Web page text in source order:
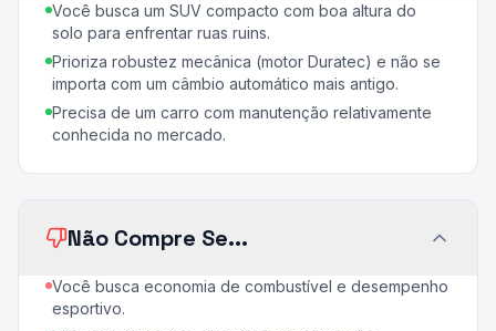
Você busca um SUV compacto com boa altura do
solo para enfrentar ruas ruins.
Prioriza robustez mecânica (motor Duratec) e não se
importa com um câmbio automático mais antigo.
Precisa de um carro com manutenção relativamente
conhecida no mercado.
Não Compre Se...
Você busca economia de combustível e desempenho
esportivo.